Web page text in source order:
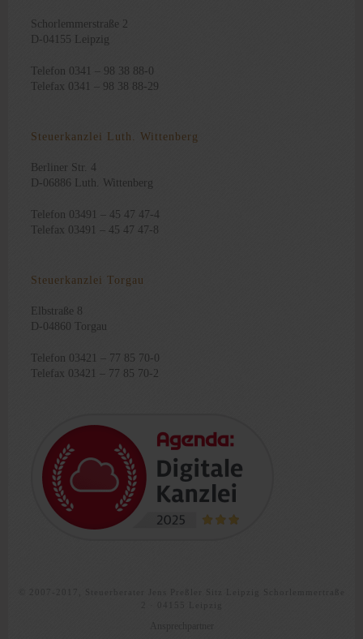
Schorlemmerstraße 2
D-04155 Leipzig
Telefon 0341 – 98 38 88-0
Telefax 0341 – 98 38 88-29
Steuerkanzlei Luth. Wittenberg
Berliner Str. 4
D-06886 Luth. Wittenberg
Telefon 03491 – 45 47 47-4
Telefax 03491 – 45 47 47-8
Steuerkanzlei Torgau
Elbstraße 8
D-04860 Torgau
Telefon 03421 – 77 85 70-0
Telefax 03421 – 77 85 70-2